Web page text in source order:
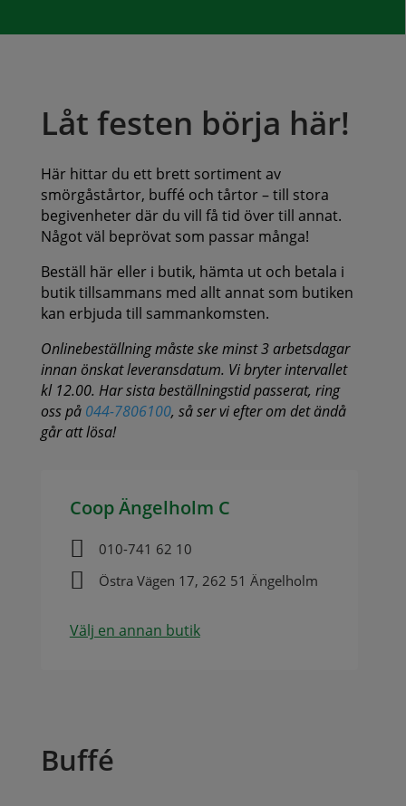
Låt festen börja här!
Här hittar du ett brett sortiment av
smörgåstårtor, buffé och tårtor – till stora
begivenheter där du vill få tid över till annat.
Något väl beprövat som passar många!
Beställ här eller i butik, hämta ut och betala i
butik tillsammans med allt annat som butiken
kan erbjuda till sammankomsten.
Onlinebeställning måste ske minst 3 arbetsdagar
innan önskat leveransdatum. Vi bryter intervallet
kl 12.00. Har sista beställningstid passerat, ring
oss på 044-7806100, så ser vi efter om det ändå
går att lösa!
Coop Ängelholm C
 010-741 62 10
 Östra Vägen 17, 262 51 Ängelholm
Välj en annan butik
Buffé